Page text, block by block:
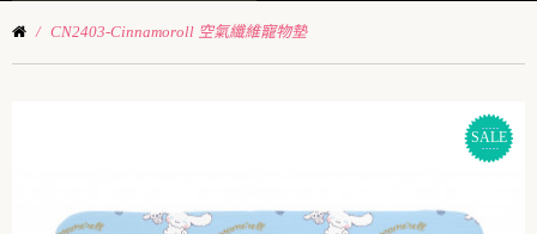
CN2403-Cinnamoroll 空氣纖維寵物墊
SALE